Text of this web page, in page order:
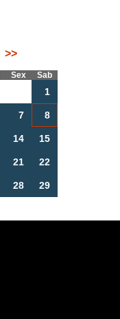
>>
Sex Sab
1
7 8
14 15
21 22
28 29